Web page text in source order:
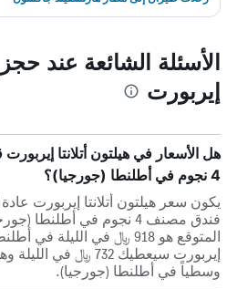
الأسئلة الشائعة عند حجز
إيربورت
هل الأسعار في هيلتون أتلانتا إيربورت
4 نجوم في أطلنطا (جورجيا)؟
يكون سعر هيلتون أتلانتا إيربورت
فندق مصنف 4 نجوم في
المتوقع هو 918 ﷼ في الليلة
وسطياً في أطلنطا (جورجيا).